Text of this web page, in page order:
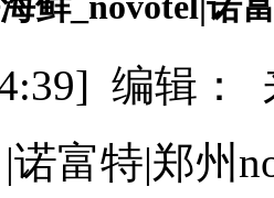
编辑
|诺富特|郑州